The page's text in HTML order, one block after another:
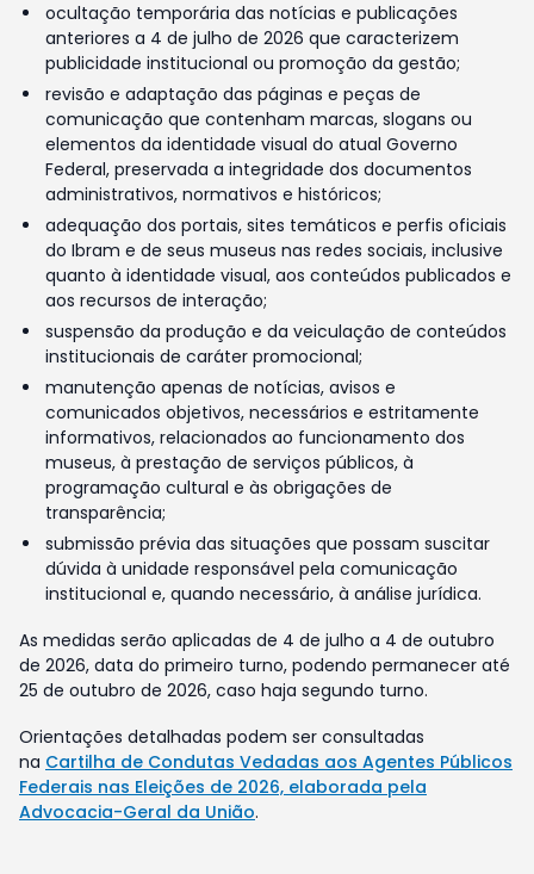
ocultação temporária das notícias e publicações
anteriores a 4 de julho de 2026 que caracterizem
publicidade institucional ou promoção da gestão;
revisão e adaptação das páginas e peças de
comunicação que contenham marcas, slogans ou
elementos da identidade visual do atual Governo
Federal, preservada a integridade dos documentos
administrativos, normativos e históricos;
adequação dos portais, sites temáticos e perfis oficiais
do Ibram e de seus museus nas redes sociais, inclusive
quanto à identidade visual, aos conteúdos publicados e
aos recursos de interação;
suspensão da produção e da veiculação de conteúdos
institucionais de caráter promocional;
manutenção apenas de notícias, avisos e
comunicados objetivos, necessários e estritamente
informativos, relacionados ao funcionamento dos
museus, à prestação de serviços públicos, à
programação cultural e às obrigações de
transparência;
submissão prévia das situações que possam suscitar
dúvida à unidade responsável pela comunicação
institucional e, quando necessário, à análise jurídica.
As medidas serão aplicadas de 4 de julho a 4 de outubro
de 2026, data do primeiro turno, podendo permanecer até
25 de outubro de 2026, caso haja segundo turno.
Orientações detalhadas podem ser consultadas
na Cartilha de Condutas Vedadas aos Agentes Públicos
Federais nas Eleições de 2026, elaborada pela
Advocacia-Geral da União.